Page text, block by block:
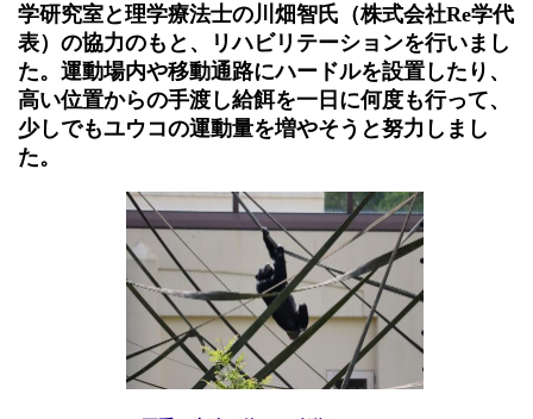
学研究室と理学療法士の川畑智氏（株式会社Re学代
表）の協力のもと、リハビリテーションを行いまし
た。運動場内や移動通路にハードルを設置したり、
高い位置からの手渡し給餌を一日に何度も行って、
少しでもユウコの運動量を増やそうと努力しまし
た。